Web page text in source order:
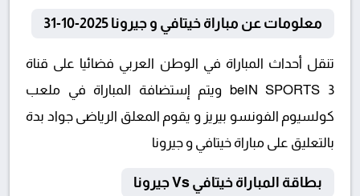
معلومات عن مباراة خيتافي و جيرونا 2025-10-31
تنقل أحداث المباراة في الوطن العربي فضائيا على قناة
beIN SPORTS 3 ويتم إستضافة المباراة في ملعب
كولسيوم الفونسو بيريز و يقوم المعلق الرياضى جواد بدة
بالتعليق على مباراة خيتافي و جيرونا
بطاقة المباراة خيتافي Vs جيرونا